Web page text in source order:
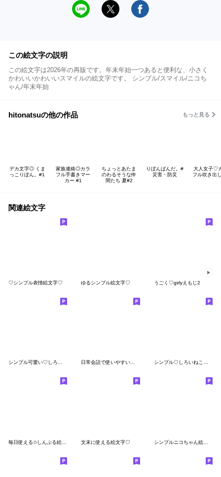
この絵文字の説明
この絵文字は2026年の再販です。年末年始一つあると便利な、小さく
かわいいかわいいスマイルの絵文字です。 シンプル/スマイル/ニコち
ゃん/年末年始
hitonatsuの他の作品 もっと見る
デカ文字◎ くま
っこりぼん。#1
家族連絡◎カラ
フル手書きマー
カー #1
ちょっとあたま
のわるそうな仲
間たち 夏#2
りぼんぱんだ。#
災害・防災
大人女子♡
フル吹き出
関連絵文字
♡シンプル表情絵文字♡ ゆるシンプル絵文字♡ うごく♡girlyえもじ2
シンプル可愛い♡しろくまの絵文字 日常会話で使いやすい絵文字 シンプル♡しろいねこ絵文字
文末に使える絵文字♡ シンプルニコちゃん絵文字♡